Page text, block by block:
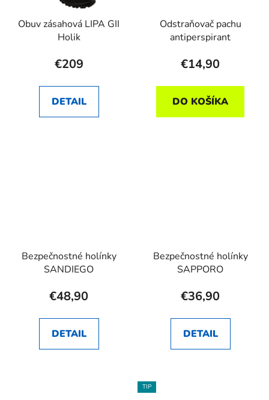
Obuv zásahová LIPA GII
Holik
€209
DETAIL
Odstraňovač pachu
antiperspirant
€14,90
DO KOŠÍKA
Bezpečnostné holínky
SANDIEGO
€48,90
DETAIL
Bezpečnostné holínky
SAPPORO
€36,90
DETAIL
TIP